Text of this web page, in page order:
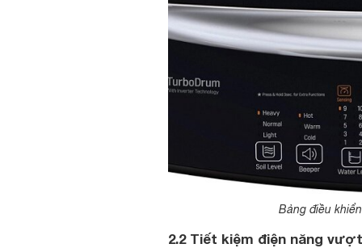
Bảng điều
2.2 Tiết kiệm điện năng